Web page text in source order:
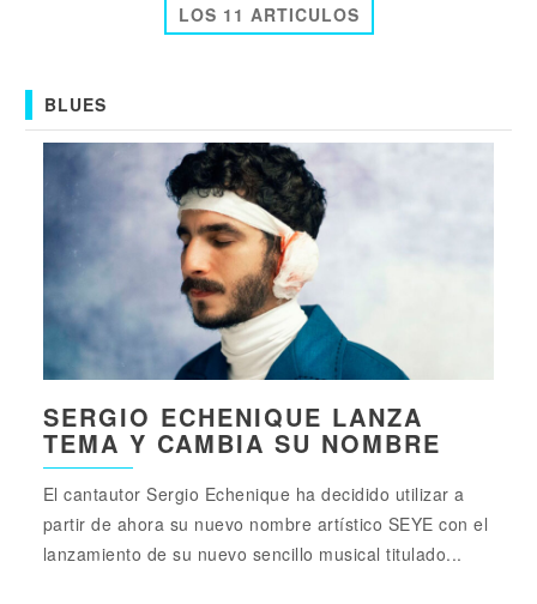
LOS 11 ARTICULOS
BLUES
SERGIO ECHENIQUE LANZA
TEMA Y CAMBIA SU NOMBRE
El cantautor Sergio Echenique ha decidido utilizar a
partir de ahora su nuevo nombre artístico SEYE con el
lanzamiento de su nuevo sencillo musical titulado...